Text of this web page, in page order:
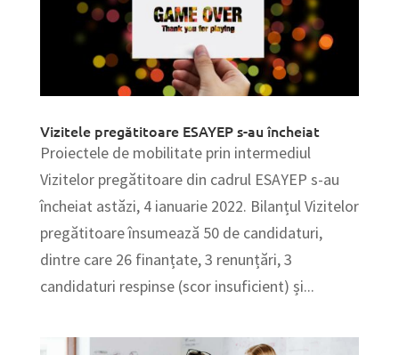
Vizitele pregătitoare ESAYEP s-au încheiat
Proiectele de mobilitate prin intermediul
Vizitelor pregătitoare din cadrul ESAYEP s-au
încheiat astăzi, 4 ianuarie 2022. Bilanțul Vizitelor
pregătitoare însumează 50 de candidaturi,
dintre care 26 finanțate, 3 renunțări, 3
candidaturi respinse (scor insuficient) și...